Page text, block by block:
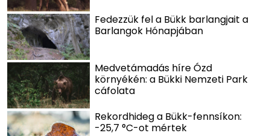
Fedezzük fel a Bükk barlangjait a
Barlangok Hónapjában
Medvetámadás híre Ózd
környékén: a Bükki Nemzeti Park
cáfolata
Rekordhideg a Bükk-fennsíkon:
-25,7 °C-ot mértek